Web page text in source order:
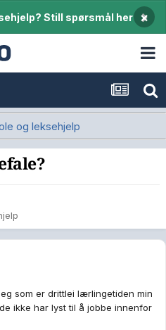
Still spørsmål her ×
og leksehjelp
som er drittlei lærlingetiden min
ikke har lyst til å jobbe innenfor